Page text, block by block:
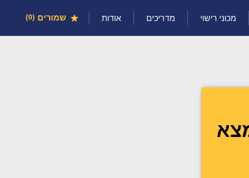
מכוני רישוי מדריכים אודות שמורים 0